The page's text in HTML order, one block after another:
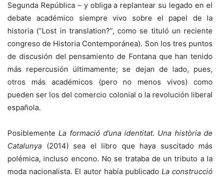
Segunda República – y obliga a replantear su legado en el
debate académico siempre vivo sobre el papel de la
historia (“Lost in translation?”, como se tituló un reciente
congreso de Historia Contemporánea). Son los tres puntos
de discusión del pensamiento de Fontana que han tenido
más repercusión últimamente; se dejan de lado, pues,
otros más académicos (pero no menos vivos) como
pueden ser los del comercio colonial o la revolución liberal
española.
PosiblementeLa formació d’una identitat. Una història de
Catalunya (2014) sea el libro que haya suscitado más
polémica, incluso encono. No se trataba de un tributo a la
moda nacionalista. El autor había publicado La construcció